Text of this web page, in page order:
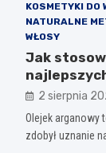
KOSMETYKI DO
NATURALNE
WŁOSY
Jak
2 sierpnia
Olejek arganowy
zdobył uznanie